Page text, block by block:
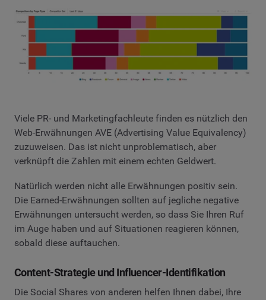
Viele PR- und Marketingfachleute finden es nützlich den
Web-Erwähnungen AVE (Advertising Value Equivalency)
zuzuweisen. Das ist nicht unproblematisch, aber
verknüpft die Zahlen mit einem echten Geldwert.
Natürlich werden nicht alle Erwähnungen positiv sein.
Die Earned-Erwähnungen sollten auf jegliche negative
Erwähnungen untersucht werden, so dass Sie Ihren Ruf
im Auge haben und auf Situationen reagieren können,
sobald diese auftauchen.
Content-Strategie und Influencer-Identifikation
Die Social Shares von anderen helfen Ihnen dabei, Ihre